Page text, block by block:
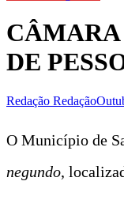
DE
Redação Redação
O Município de
negundo,